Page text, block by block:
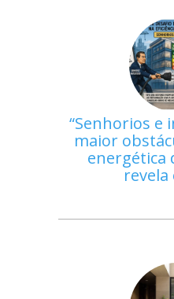
Senhorios e
maior
energética